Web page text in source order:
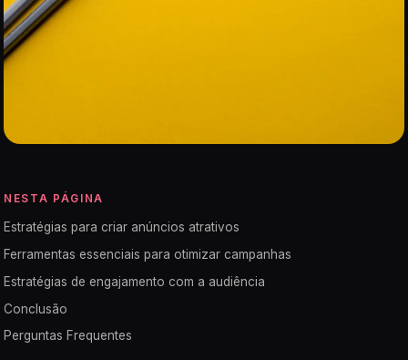
NESTA PÁGINA
Estratégias para criar anúncios atrativos
Ferramentas essenciais para otimizar campanhas
Estratégias de engajamento com a audiência
Conclusão
Perguntas Frequentes